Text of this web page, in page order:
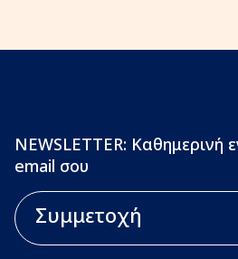
NEWSLETTER: Καθημερινή
email σου